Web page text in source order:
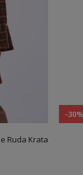
-
Ruda Krata